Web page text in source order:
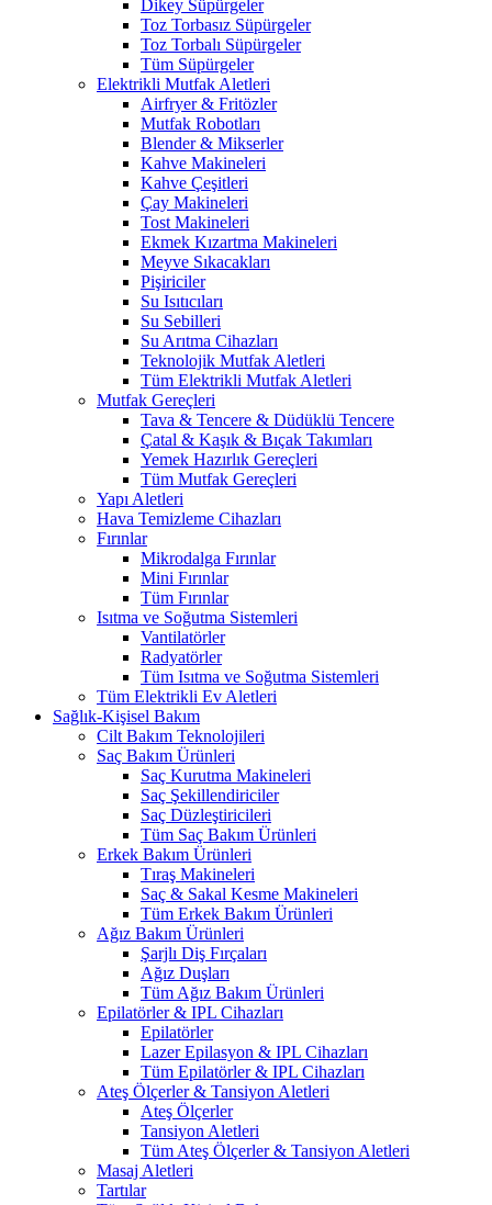
Dikey Süpürgeler
Toz Torbasız Süpürgeler
Toz Torbalı Süpürgeler
Tüm Süpürgeler
Elektrikli Mutfak Aletleri
Airfryer & Fritözler
Mutfak Robotları
Blender & Mikserler
Kahve Makineleri
Kahve Çeşitleri
Çay Makineleri
Tost Makineleri
Ekmek Kızartma Makineleri
Meyve Sıkacakları
Pişiriciler
Su Isıtıcıları
Su Sebilleri
Su Arıtma Cihazları
Teknolojik Mutfak Aletleri
Tüm Elektrikli Mutfak Aletleri
Mutfak Gereçleri
Tava & Tencere & Düdüklü Tencere
Çatal & Kaşık & Bıçak Takımları
Yemek Hazırlık Gereçleri
Tüm Mutfak Gereçleri
Yapı Aletleri
Hava Temizleme Cihazları
Fırınlar
Mikrodalga Fırınlar
Mini Fırınlar
Tüm Fırınlar
Isıtma ve Soğutma Sistemleri
Vantilatörler
Radyatörler
Tüm Isıtma ve Soğutma Sistemleri
Tüm Elektrikli Ev Aletleri
Sağlık-Kişisel Bakım
Cilt Bakım Teknolojileri
Saç Bakım Ürünleri
Saç Kurutma Makineleri
Saç Şekillendiriciler
Saç Düzleştiricileri
Tüm Saç Bakım Ürünleri
Erkek Bakım Ürünleri
Tıraş Makineleri
Saç & Sakal Kesme Makineleri
Tüm Erkek Bakım Ürünleri
Ağız Bakım Ürünleri
Şarjlı Diş Fırçaları
Ağız Duşları
Tüm Ağız Bakım Ürünleri
Epilatörler & IPL Cihazları
Epilatörler
Lazer Epilasyon & IPL Cihazları
Tüm Epilatörler & IPL Cihazları
Ateş Ölçerler & Tansiyon Aletleri
Ateş Ölçerler
Tansiyon Aletleri
Tüm Ateş Ölçerler & Tansiyon Aletleri
Masaj Aletleri
Tartılar